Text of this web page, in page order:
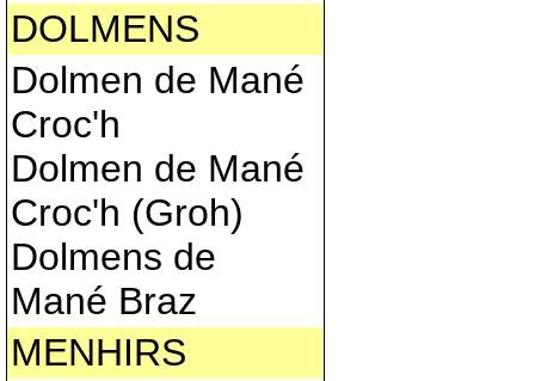
DOLMENS
Dolmen de Mané
Croc'h
Dolmen de Mané
Croc'h (Groh)
Dolmens de
Mané Braz
MENHIRS